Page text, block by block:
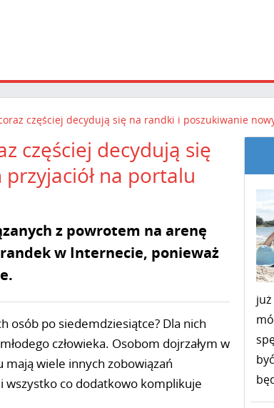
częściej decydują się na randki i poszukiwanie
częściej decydują się
na portalu
z powrotem na arenę
w Internecie, ponieważ
osób po siedemdziesiątce? Dla nich
człowieka. Osobom dojrzałym w
mają wiele innych zobowiązań
wszystko co dodatkowo komplikuje